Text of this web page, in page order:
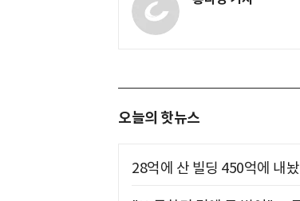
오늘의 핫뉴스
28억에 산 빌딩 450억에 내